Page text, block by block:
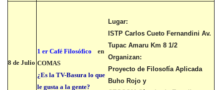
8 de Julio
1 er Café Filosófico en
COMAS
¿Es la TV-Basura lo que
le gusta a la gente?
Lugar:
ISTP Carlos Cueto Fernandini Av.
Tupac Amaru Km 8 1/2
Organizan:
Proyecto de Filosofía Aplicada
Buho Rojo y